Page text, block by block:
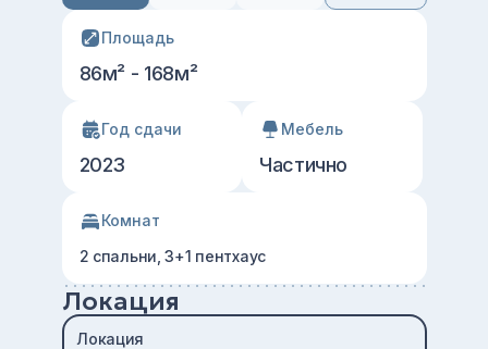
Площадь
86м² - 168м²
Год сдачи
2023
Мебель
Частично
Комнат
2 спальни, 3+1 пентхаус
Локация
Локация